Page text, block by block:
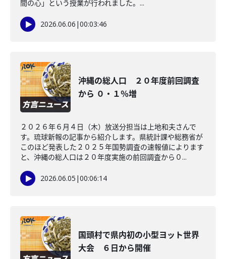
間の心」という授業が行われました。...
2026.06.06 |00:03:46
沖縄の総人口 ２０年度前回調査
から ０・１％増
２０２６年６月４日（木）放送分担当は上地和夫さんで
す。琉球新報の記事から紹介します。県統計課や総務省が
このほど発表した２０２５年国勢調査の速報値によります
と、沖縄の総人口は２０年度実施の前回調査から０...
2026.06.05 |00:06:14
国頭村で県内初の小型ヨット世界
大会 ６日から開催